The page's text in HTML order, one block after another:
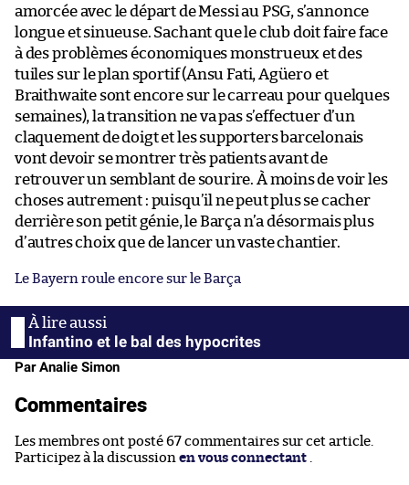
amorcée avec le départ de Messi au PSG, s’annonce
longue et sinueuse. Sachant que le club doit faire face
à des problèmes économiques monstrueux et des
tuiles sur le plan sportif (Ansu Fati, Agüero et
Braithwaite sont encore sur le carreau pour quelques
semaines), la transition ne va pas s’effectuer d’un
claquement de doigt et les supporters barcelonais
vont devoir se montrer très patients avant de
retrouver un semblant de sourire. À moins de voir les
choses autrement : puisqu’il ne peut plus se cacher
derrière son petit génie, le Barça n’a désormais plus
d’autres choix que de lancer un vaste chantier.
Le Bayern roule encore sur le Barça
Infantino et le bal des hypocrites
Par Analie Simon
Commentaires
Les membres ont posté 67 commentaires sur cet article.
Participez à la discussion en vous connectant .